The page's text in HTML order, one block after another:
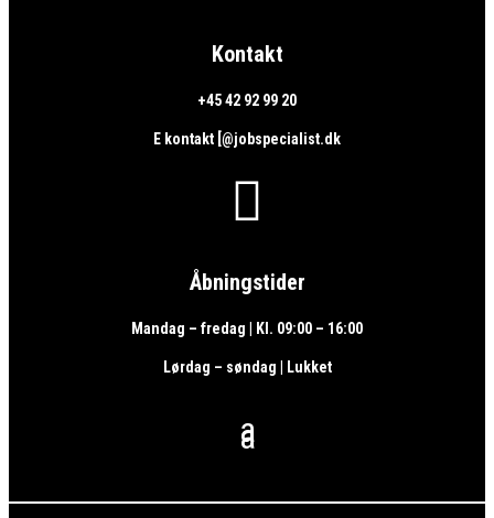
Kontakt
+45 42 92 99 20
E kontakt [@jobspecialist.dk

Åbningstider
Mandag – fredag | Kl. 09:00 – 16:00
Lørdag – søndag | Lukket